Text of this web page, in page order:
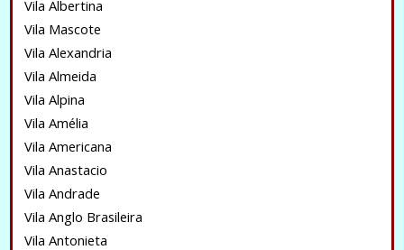
Vila Albertina
Vila Mascote
Vila Alexandria
Vila Almeida
Vila Alpina
Vila Amélia
Vila Americana
Vila Anastacio
Vila Andrade
Vila Anglo Brasileira
Vila Antonieta